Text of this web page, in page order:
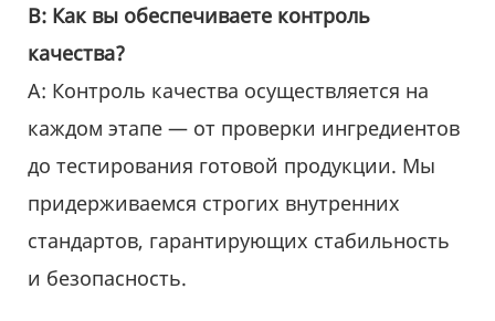
В: Как вы обеспечиваете контроль
качества?
А: Контроль качества осуществляется на
каждом этапе — от проверки ингредиентов
до тестирования готовой продукции. Мы
придерживаемся строгих внутренних
стандартов, гарантирующих стабильность
и безопасность.